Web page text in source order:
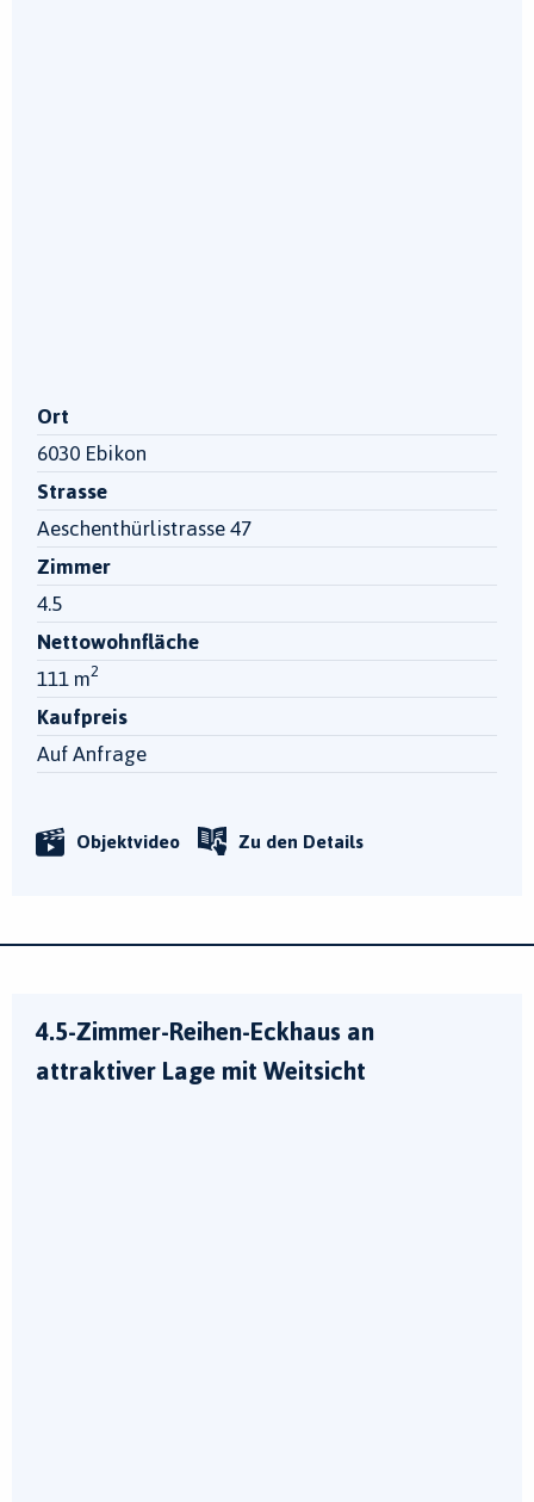
Ort
6030 Ebikon
Strasse
Aeschenthürlistrasse 47
Zimmer
4.5
Nettowohnfläche
111 m2
Kaufpreis
Auf Anfrage
Objektvideo Zu den Details
4.5-Zimmer-Reihen-Eckhaus an
attraktiver Lage mit Weitsicht